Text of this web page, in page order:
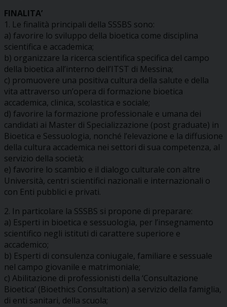
FINALITA’
1. Le finalità principali della SSSBS sono:
a) favorire lo sviluppo della bioetica come disciplina
scientifica e accademica;
b) organizzare la ricerca scientifica specifica del campo
della bioetica all’interno dell’ITST di Messina;
c) promuovere una positiva cultura della salute e della
vita attraverso un’opera di formazione bioetica
accademica, clinica, scolastica e sociale;
d) favorire la formazione professionale e umana dei
candidati ai Master di Specializzazione (post graduate) in
Bioetica e Sessuologia, nonché l’elevazione e la diffusione
della cultura accademica nei settori di sua competenza, al
servizio della società;
e) favorire lo scambio e il dialogo culturale con altre
Università, centri scientifici nazionali e internazionali o
con Enti pubblici e privati.
2. In particolare la SSSBS si propone di preparare:
a) Esperti in bioetica e sessuologia, per l’insegnamento
scientifico negli istituti di carattere superiore e
accademico;
b) Esperti di consulenza coniugale, familiare e sessuale
nel campo giovanile e matrimoniale;
c) Abilitazione di professionisti della ‘Consultazione
Bioetica’ (Bioethics Consultation) a servizio della famiglia,
di enti sanitari, della scuola;